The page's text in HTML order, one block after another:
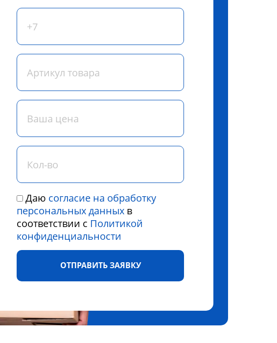
Даю согласие на обработку
персональных данных в
соответствии с Политикой
конфиденциальности
ОТПРАВИТЬ ЗАЯВКУ